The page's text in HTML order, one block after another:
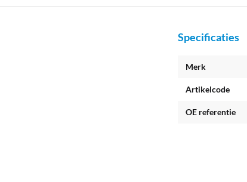
Specificaties
Merk
Artikelcode
OE referentie